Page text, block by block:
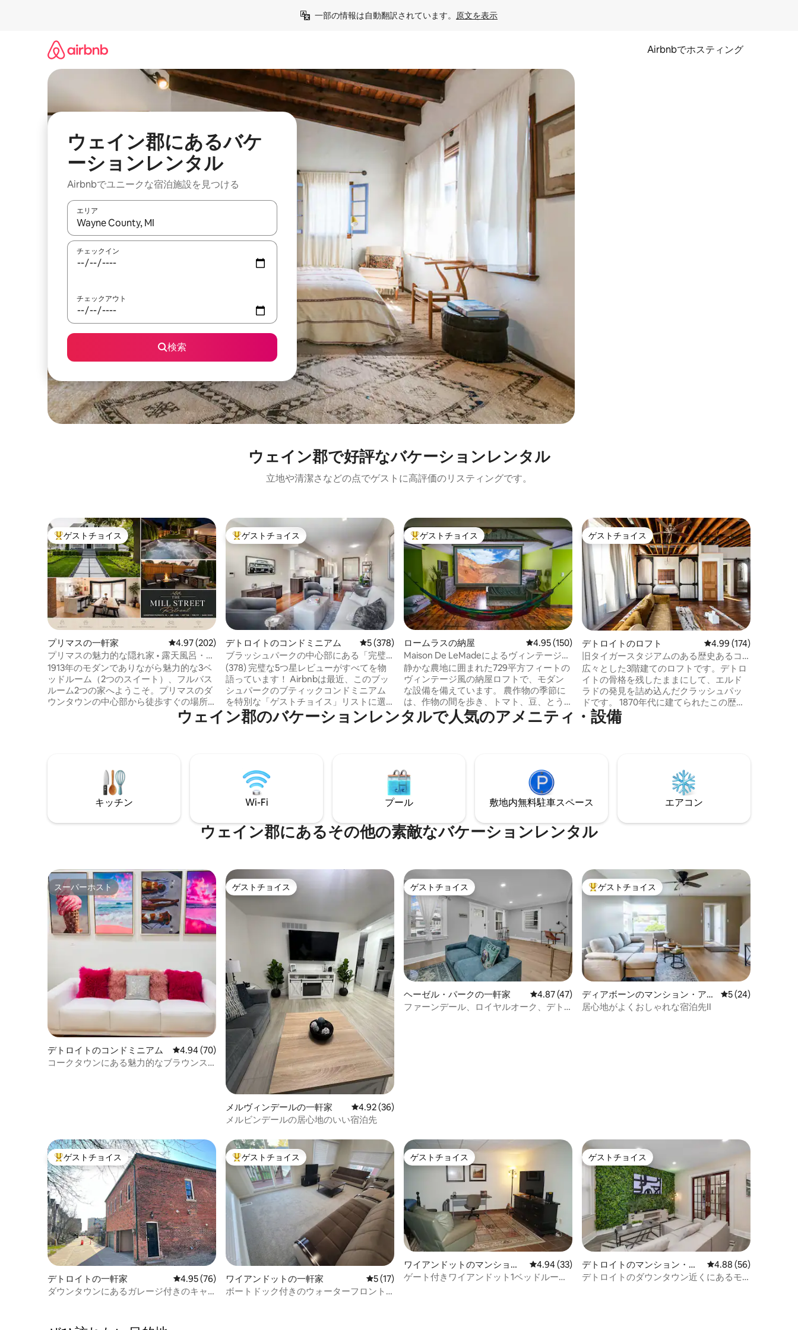
一部の情報は自動翻訳されています。 原文を表示
Airbnbでホスティング
ウェイン郡にあるバケ
ーションレンタル
Airbnbでユニークな宿泊施設を見つける
エリア
検索結果が表示されたら、上下の矢印キーを使って移動するか、画面をタッチまたはスワイプして検索結果を確認することができます。
チェックイン
チェックアウト
検索
ウェイン郡で好評なバケーションレンタル
立地や清潔さなどの点でゲストに高評価のリスティングです。
大好評のゲストチョイスです。
ゲストチョイス
プリマスの一軒家 レビュー202件、5つ星中4.97つ星の平均評価
4.97 (202)
プリマスの魅力的な隠れ家 • 露天風呂・ジ
ャグジー • 焚き火台
1913年のモダンでありながら魅力的な3ベ
ッドルーム（2つのスイート）、フルバス
ルーム2つの家へようこそ。プリマスのダ
ウンタウンの中心部から徒歩すぐの場所
にあります。ウォークスコアは75で、さ
まざまなアメニティを備えた他にはない
トロポリタン・ウェイン郡空港まで19分
モック、ゲーム＆エンターテイメントル
ーム、ファイヤーピット、洗濯機/乾燥
リーホーム！
大好評のゲストチョイスです。
ゲストチョイス
デトロイトのコンドミニアム レビュー378件、5つ星中5つ星の平均評価
5 (378)
ブラッシュパークの中心部にある「完璧
な5つ星」コンドミニアム
(378) 完璧な5つ星レビューがすべてを物
語っています！ Airbnbは最近、このブッ
シュパークのブティックコンドミニアム
を特別な「ゲストチョイス」リストに選
びました。 ダウンタウン、ミッドタウ
ン、イースタン・マーケットの中心部に
から数歩の距離にあり、活気あふれる雰
囲気が待っています。 当宿泊施設は、上
階と下階の両方に他の住宅所有者がい
る、素晴らしい住宅コミュニティの一部
に必要です。
大好評のゲストチョイスです。
ゲストチョイス
ロームラスの納屋 レビュー150件、5つ星中4.95つ星の平均評価
4.95 (150)
Maison De LeMadeによるヴィンテージ風
の納屋ロフト
静かな農地に囲まれた729平方フィートの
ヴィンテージ風の納屋ロフトで、モダン
な設備を備えています。 農作物の季節に
は、作物の間を歩き、トマト、豆、とう
もろこし、唐辛子などを摘むことができ
ます。また、0.8キロほど先にはファーマ
す。 デトロイト・メトロポリタン・ウェ
イン・カウンティ空港から10分 デトロイ
トのダウンタウンから20分。 レストラン
まで5 ～10分、または、お部屋にいながら
ゲストチョイス
ゲストチョイス
デトロイトのロフト レビュー174件、5つ
4.99 (174)
旧タイガースタジアムのある歴史あるコ
ークタウンのロフト
広々とした3階建てのロフトです。デトロ
イトの骨格を残したままにして、エルド
ラドの発見を詰め込んだクラッシュパッ
ドです。 1870年代に建てられたこの歴史
的なレンガ造りのアイアンビルは、デト
ロイト最古のエリアであるコークタウン
所、蒸留所から数歩、ダウンタウンまで
0.5マイルです。 むき出しの壁と天井の
梁、モロッコのラグ、1970年代の織物、
ミッドセンチュリーの家具が、賑やかな
街の中にシックなオアシスを作り出して
います。
ウェイン郡のバケーションレンタルで人気のアメニティ・設備
キッチン Wi-Fi プール 敷地内無料駐⁠車ス⁠ペ⁠ー⁠ス エアコン
ウェイン郡にあるその他の素敵なバケーションレンタル
スーパーホスト
スーパーホスト
デトロイトのコンドミニアム レビュー70件、5つ星中4.94つ星の平均評価
4.94 (70)
コークタウンにある魅力的なブラウンス
ゲストチョイス
ゲストチョイス
メルヴィンデールの一軒家 レビュー36件、5つ星中4.92つ星の平均評価
4.92 (36)
メルビンデールの居心地のいい宿泊先
ゲストチョイス
ゲストチョイス
ヘーゼル・パークの一軒家 レビュー47件、5つ星中4.87つ星の平均評価
4.87 (47)
ファーンデール、ロイヤルオーク、デト
大好評のゲストチョイスです。
ゲストチョイス
ディアボーンのマンション・アパ
ート
レビュー24件、5
5 (24)
居心地がよくおしゃれな宿泊先II
大好評のゲストチョイスです。
ゲストチョイス
デトロイトの一軒家 レビュー76件、5つ星中4.95つ星の平均評価
4.95 (76)
ダウンタウンにあるガレージ付きのキャ
大好評のゲストチョイスです。
ゲストチョイス
ワイアンドットの一軒家 レビュー17件、5つ星中5つ星の平均評価
5 (17)
ボートドック付きのウォーターフロント
ゲストチョイス
ゲストチョイス
ワイアンドットのマンショ
ン・アパート
レビュー33件、5つ星中4.94つ星の平均評価
4.94 (33)
ゲート付きワイアンドット1ベッドルー
ゲストチョイス
ゲストチョイス
デトロイトのマンション・ア
パート
レビュー56件、5つ星
4.88 (56)
デトロイトのダウンタウン近くにあるモ